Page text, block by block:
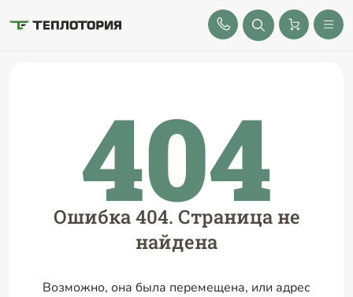
8 (843) 212-25-32
404
Ошибка 404. Страница не
найдена
Возможно, она была перемещена, или адрес